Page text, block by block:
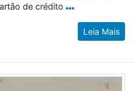
de crédito
Leia Mais